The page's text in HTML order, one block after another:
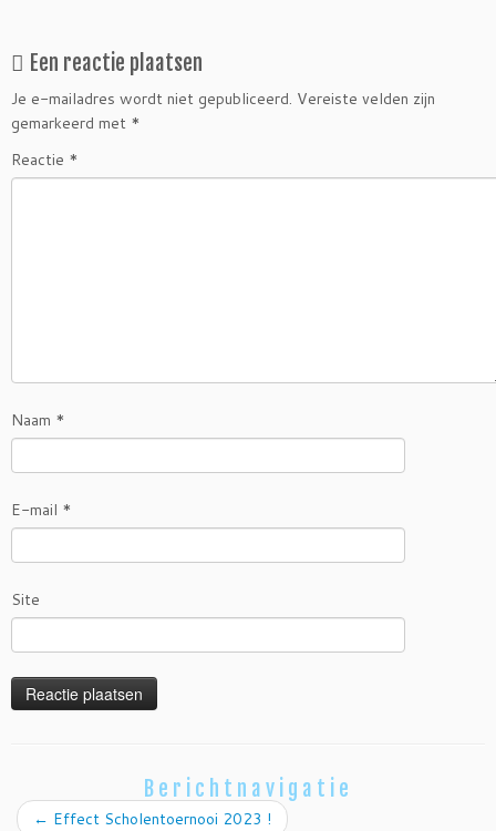
Een reactie plaatsen
Je e-mailadres wordt niet gepubliceerd. Vereiste velden zijn
gemarkeerd met *
Reactie *
Naam *
E-mail *
Site
Berichtnavigatie
← Effect Scholentoernooi 2023 !